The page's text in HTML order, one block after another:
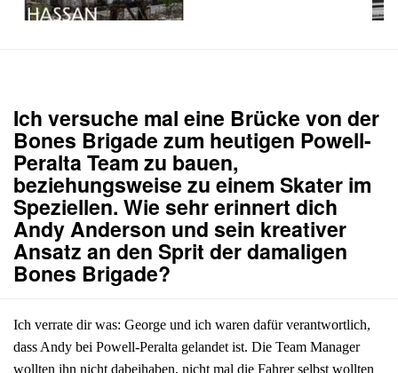
Ich versuche mal eine Brücke von der
Bones Brigade zum heutigen Powell-
Peralta Team zu bauen,
beziehungsweise zu einem Skater im
Speziellen. Wie sehr erinnert dich
Andy Anderson und sein kreativer
Ansatz an den Sprit der damaligen
Bones Brigade?
Ich verrate dir was: George und ich waren dafür verantwortlich,
dass Andy bei Powell-Peralta gelandet ist. Die Team Manager
wollten ihn nicht dabeihaben, nicht mal die Fahrer selbst wollten